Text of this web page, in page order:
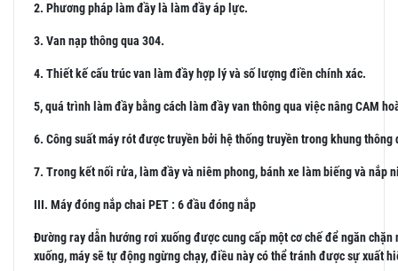
2. Phương pháp làm đầy là làm đầy áp lực.
3. Van nạp thông qua 304.
4. Thiết kế cấu trúc van làm đầy hợp lý và số lượng điền chính xác.
5, quá trình làm đầy bằng cách làm đầy van thông qua việc nâng CAM
6. Công suất máy rót được truyền bởi hệ thống truyền trong khung
7. Trong kết nối rửa, làm đầy và niêm phong, bánh xe làm biếng và
III. Máy đóng nắp chai PET : 6 đầu đóng nắp
Đường ray dẫn hướng rơi xuống được cung cấp một cơ chế để ngăn
xuống, máy sẽ tự động ngừng chạy, điều này có thể tránh được sự xuất